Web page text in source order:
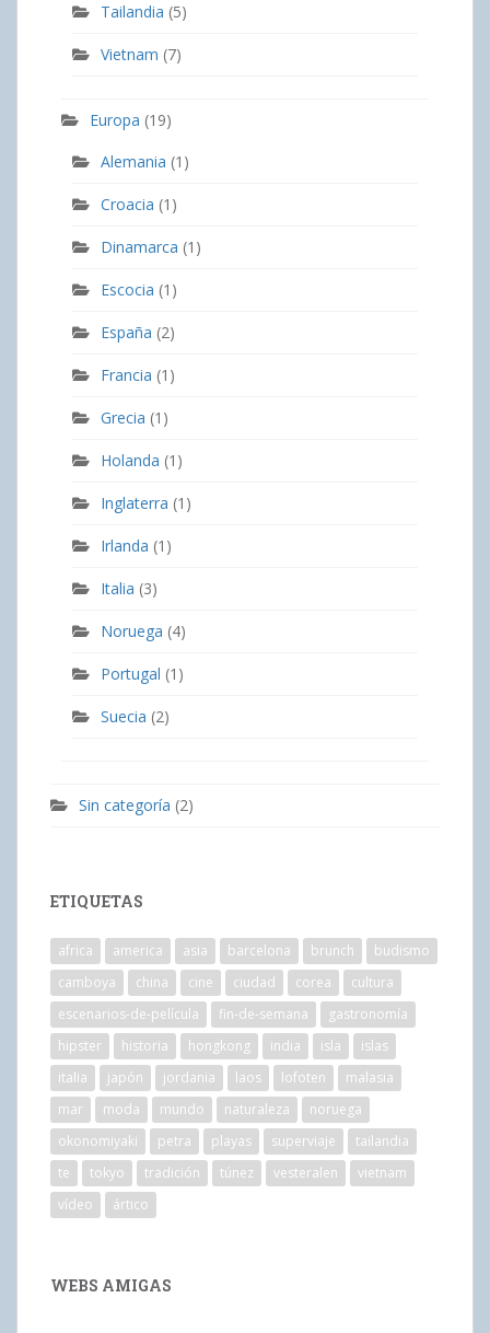
Tailandia (5)
Vietnam (7)
Europa (19)
Alemania (1)
Croacia (1)
Dinamarca (1)
Escocia (1)
España (2)
Francia (1)
Grecia (1)
Holanda (1)
Inglaterra (1)
Irlanda (1)
Italia (3)
Noruega (4)
Portugal (1)
Suecia (2)
Sin categoría (2)
ETIQUETAS
africa america asia barcelona brunch
budismo
camboya
china cine ciudad corea
cultura
escenarios-de-película
fin-de-semana
gastronomía
hipster
historia hongkong india isla
islas
italia
japón jordania laos lofoten
malasia
mar
moda mundo naturaleza
noruega
okonomiyaki
petra playas superviaje
tailandia
te
tokyo tradición túnez vesteralen
vietnam
vídeo
ártico
WEBS AMIGAS